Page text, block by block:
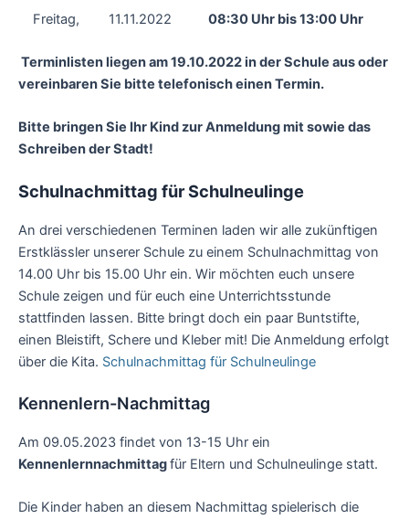
Freitag, 11.11.2022 08:30 Uhr bis 13:00 Uhr
Terminlisten liegen am 19.10.2022 in der Schule aus oder
vereinbaren Sie bitte telefonisch einen Termin.
Bitte bringen Sie Ihr Kind zur Anmeldung mit sowie das
Schreiben der Stadt!
Schulnachmittag für Schulneulinge
An drei verschiedenen Terminen laden wir alle zukünftigen
Erstklässler unserer Schule zu einem Schulnachmittag von
14.00 Uhr bis 15.00 Uhr ein. Wir möchten euch unsere
Schule zeigen und für euch eine Unterrichtsstunde
stattfinden lassen. Bitte bringt doch ein paar Buntstifte,
einen Bleistift, Schere und Kleber mit! Die Anmeldung erfolgt
über die Kita. Schulnachmittag für Schulneulinge
Kennenlern-Nachmittag
Am 09.05.2023 findet von 13-15 Uhr ein
Kennenlernnachmittagfür Eltern und Schulneulinge statt.
Die Kinder haben an diesem Nachmittag spielerisch die